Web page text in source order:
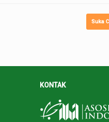
Suka
KONTAK